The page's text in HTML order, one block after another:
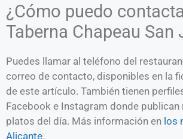
¿Cómo puedo
Taberna Chapeau San
Puedes llamar al teléfono del
correo de contacto, disponibles en la
de este artículo. También tienen
Facebook e Instagram donde publican
platos del día. Más información en los
Alicante.